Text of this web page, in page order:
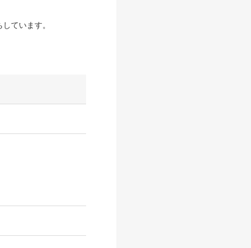
ています。